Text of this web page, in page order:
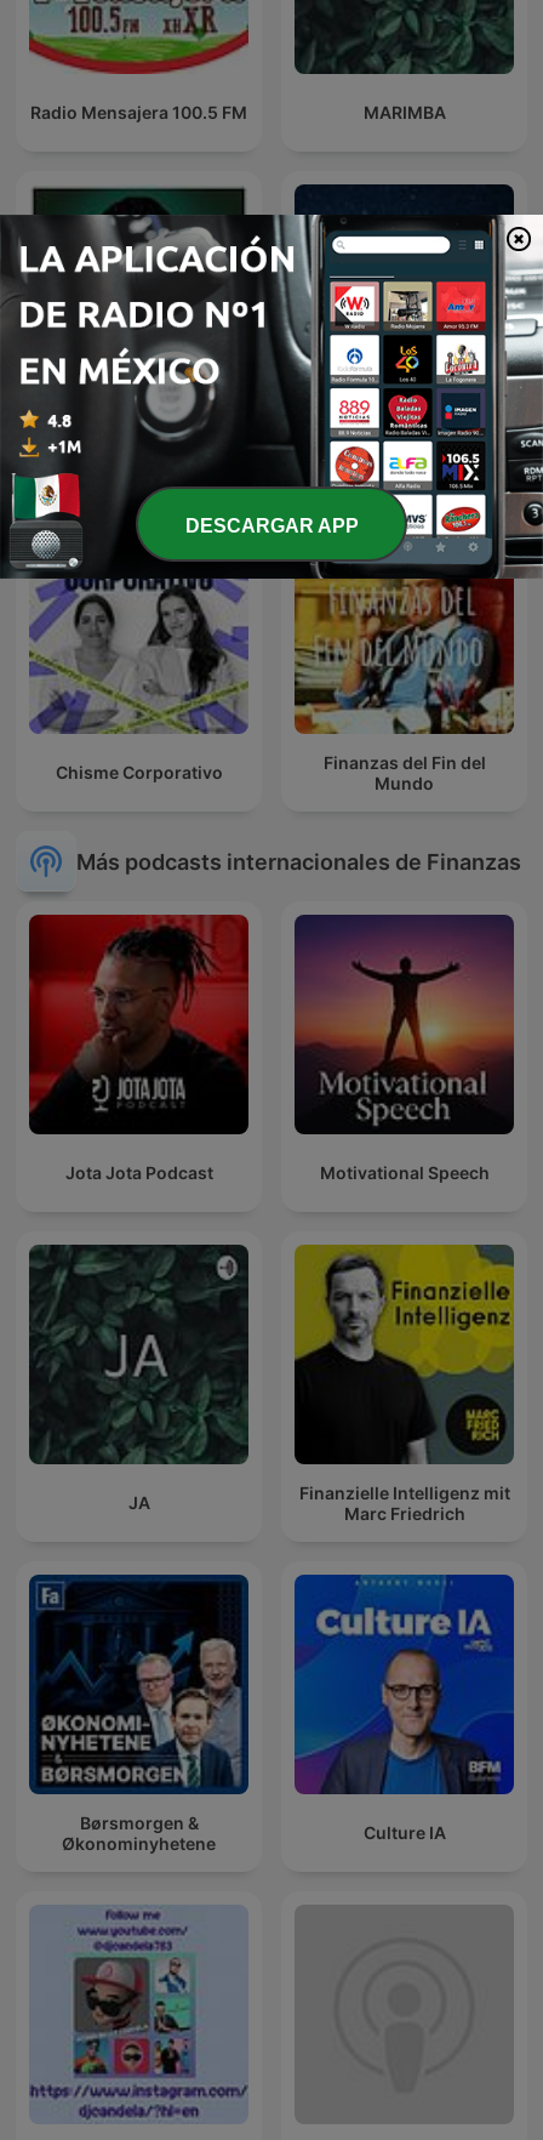
Radio Mensajera 100.5 FM MARIMBA
Espresso Matutino El
Dormir Mejor
Chisme Corporativo
Finanzas del Fin del
Mundo
Más podcasts internacionales de Finanzas
Jota Jota Podcast Motivational Speech
JA
Finanzielle Intelligenz mit
Marc Friedrich
Børsmorgen &
Økonominyhetene
Culture IA
DESCARGAR APP